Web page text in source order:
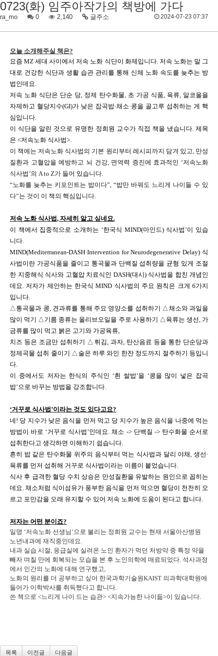
0723(화) 임주아작가의 책방에 가다
ra_mo 0 2,140 글주소 2024-07-23 07:37
오늘 소개해주실 책은?
요즘MZ세대 사이에서 저속 노화 식단이 화제입니다. 저속 노화는 말 그
대로 건강한 식단과 생활 습관 관리를 통해 신체 노화 속도를 늦추는 방
법인데요.
저속 노화 식단은 단순 당, 정제 탄수화물, 초 가공 식품, 육류, 알코올을
자제하고 혈당지수(GI)가 낮은 잡곡밥·채소·콩을 골고루 섭취하는 게 핵
심입니다.
이 식단을 알린 것으로 유명한 정희원 교수가 직접 책을 냈습니다.제목
은 <저속노화 식사법>.
이 책에는 저속노화 식사법의 기본 원리부터 레시피까지 담겨 있고, 만성
질환과 고혈압을 예방하고 뇌 건강, 면역력 증진에 효과적인 ‘저속노화
식사법 ’의 A to Z가 들어 있습니다.
“노화를 늦추는 키포인트는 밥이다”, “밥만 바꿔도 느리게 나이들 수 있
다”는 것이 이 책의 핵심입니다.
저속 노화 식사법 , 자세히 알고 싶네요.
이 책에서 집중적으로 소개하는 ‘한국식 MIND(마인드) 식사법 ’이 있습
니다.
MIND(Mediterranean-DASH Intervention for Neurodegenerative Delay) 식
사법이란 가공식품을 줄이고 통곡물과 단백질 섭취량을 균형 있게 조절
한 지중해식 식사와 고혈압 치료식인 DASH(대시) 식사법을 합친 개념인
데요. 저자가 제안하는 한국식MIND 식사법의 주요 원칙은 크게6가지
입니다.
△통곡물과 콩, 견과류를 통해 주요 영양소를 섭취하기 △채소와 과일을
많이 먹기 △기름 종류는 올리브오일을 주로 사용하기 △육류는 생선, 가
금류를 많이 먹고 붉은 고기와 가공육류,
치즈 등은 조금만 섭취하기 △ 튀김, 과자, 탄산음료 등을 통한 단순당과
정제곡물 섭취 줄이기 △ 술은 하루 와인 한잔 정도까지 절주하기 등입니
다.
이 중에서도 저자는 한식의 주식인 ‘흰 쌀밥’을 ‘콩을 많이 넣은 잡곡
밥’으로 바꾸는 방법을 강조합니다.
‘거꾸로 식사법 ’이라는 것도 있다고요?
네 ! 당 지수가 낮은 음식을 먼저 먹고 당 지수가 높은 음식을 나중에 먹는
방법이 바로 ‘거꾸로 식사법 ’인데요.채소 -> 단백질 -> 탄수화물 순서로
섭취한다고 생각하면 이해하기 쉽습니다.
흔히 밥 같은 탄수화물 위주의 음식부터 먹는 식사법과 달리 야채,생선 ·
육류를 먼저 섭취해 거꾸로 식사법이라는 이름이 붙었습니다.
식사 후 급격한 혈당 수치 상승은 만성질환을 유발하는 원인으로 꼽히는
데요.채소처럼 식이섬유가 풍부한 음식을 먼저 먹으면 혈당이 천천히 오
르고 포만감을 오래 유지할 수 있어 저속 노화에 도움이 된다고 합니다.
저자는 어떤 분이죠?
일명 ‘저속노화 선생님 ’으로 불리는 정희원 교수는 현재 서울아산병원
노년내과에 재직중인데요.
내과 실습 시절, 응급실에 실려온 노인 환자가 먹던 처방약 중 특정 약을
빼자 며칠 만에 회복되는 모습을 본 후 노인의학에 매료되었다. 석사과정
에서 인간의 노화에 대해 연구했고,
노화의 원리를 더 공부하고 싶어 한국과학기술원KAIST 의과학대학원에
들어가 이학박사를 취득했다고 합니다.
쓴 책으로 <느리게 나이 드는 습관> <지속가능한 나이듦>이 있습니다.
목록 이전글 다음글